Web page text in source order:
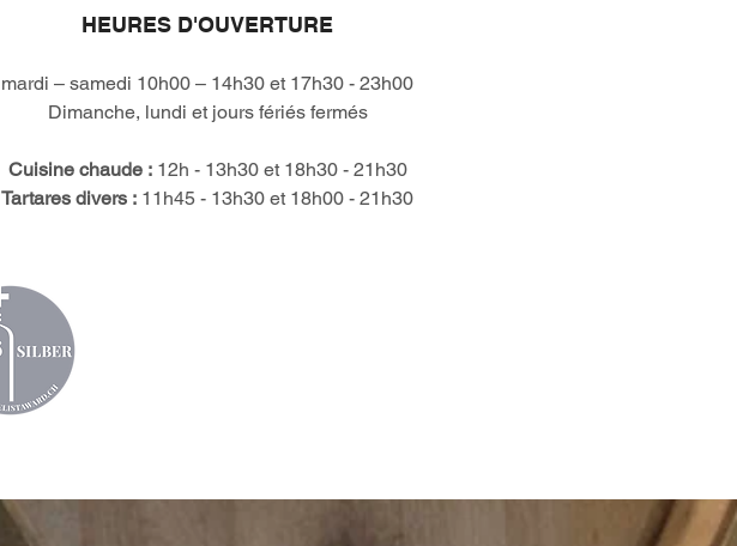
HEURES D'OUVERTURE
mardi – samedi 10h00 – 14h30 et 17h30 - 23h00
Dimanche, lundi et jours fériés fermés
Cuisine chaude :12h - 13h30 et 18h30 - 21h30
Tartares divers : 11h45 - 13h30 et 18h00 - 21h30